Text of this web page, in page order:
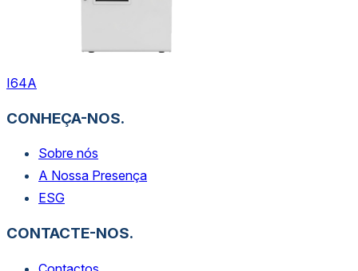
I64A
CONHEÇA-NOS.
Sobre nós
A Nossa Presença
ESG
CONTACTE-NOS.